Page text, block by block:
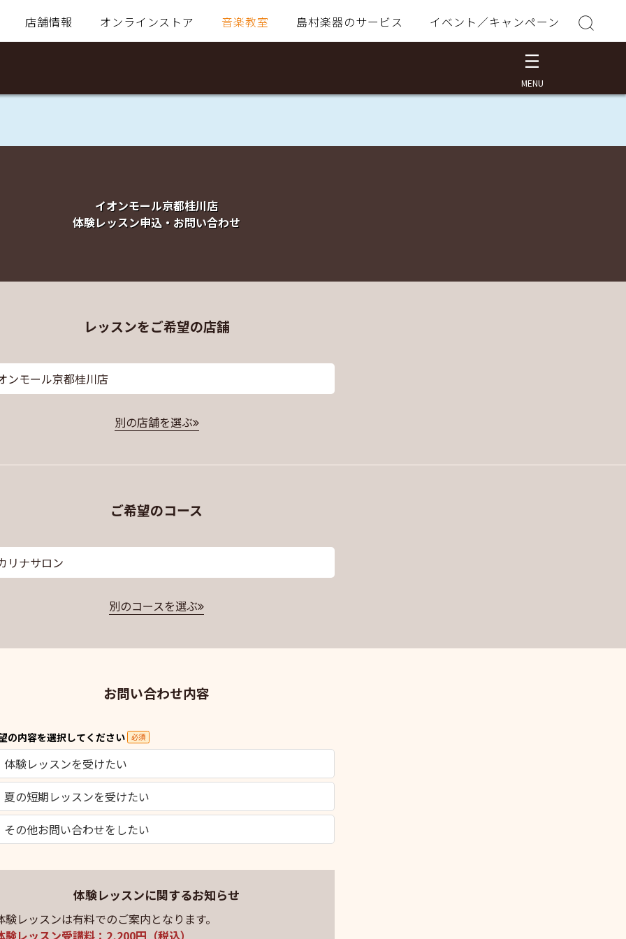
店舗情報 オンラインストア 音楽教室 島村楽器のサービス イベント／キャンペーン
イオンモール京都桂川店
体験レッスン申込・お問い合わせ
レッスンをご希望の店舗
ンモール京都桂川店
別の店舗を選ぶ
ご希望のコース
リナサロン
別のコースを選ぶ
お問い合わせ内容
の内容を選択してください 必須
体験レッスンを受けたい
夏の短期レッスンを受けたい
その他お問い合わせをしたい
体験レッスンに関するお知らせ
験レッスンは有料でのご案内となります。
験レッスン受講料：2,200円（税込）